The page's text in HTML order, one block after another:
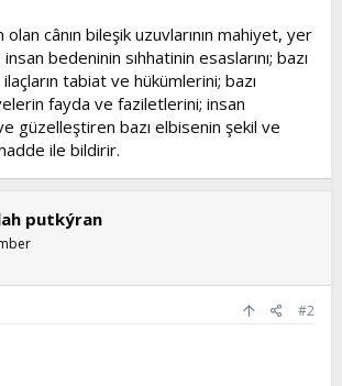
olan cânın bileşik uzuvlarının mahiyet, yer
bedeninin sıhhatinin esaslarını; bazı
tabiat ve hükümlerini; bazı
fayda ve faziletlerini; insan
güzelleştiren bazı elbisenin şekil ve
ile bildirir.
putkýran
#2